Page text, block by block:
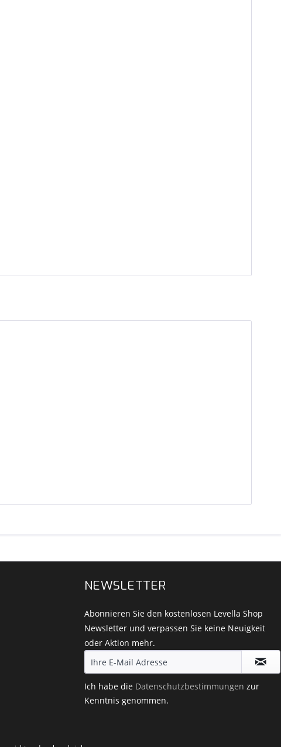
NEWSLETTER
Abonnieren Sie den kostenlosen Levella Shop
Newsletter und verpassen Sie keine Neuigkeit
oder Aktion mehr.
Ich habe die Datenschutzbestimmungen zur
Kenntnis genommen.